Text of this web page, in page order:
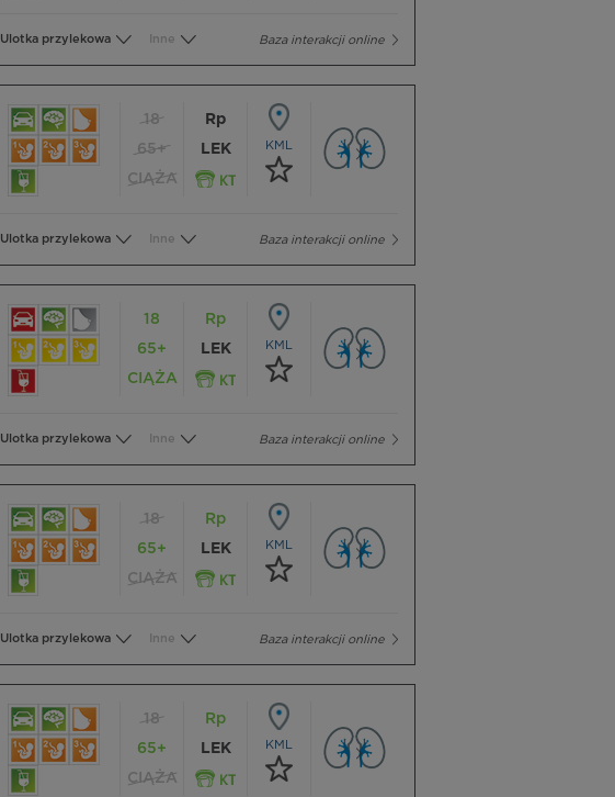
Baza interakcji online
Ulotka przylekowa Inne
18
65+
CIĄŻA
Rp
LEK
KML
Baza interakcji online
Ulotka przylekowa Inne
18
65+
CIĄŻA
Rp
LEK
KML
Baza interakcji online
Ulotka przylekowa Inne
18
65+
CIĄŻA
Rp
LEK
KML
Baza interakcji online
Ulotka przylekowa Inne
18
65+
CIĄŻA
Rp
LEK
KML